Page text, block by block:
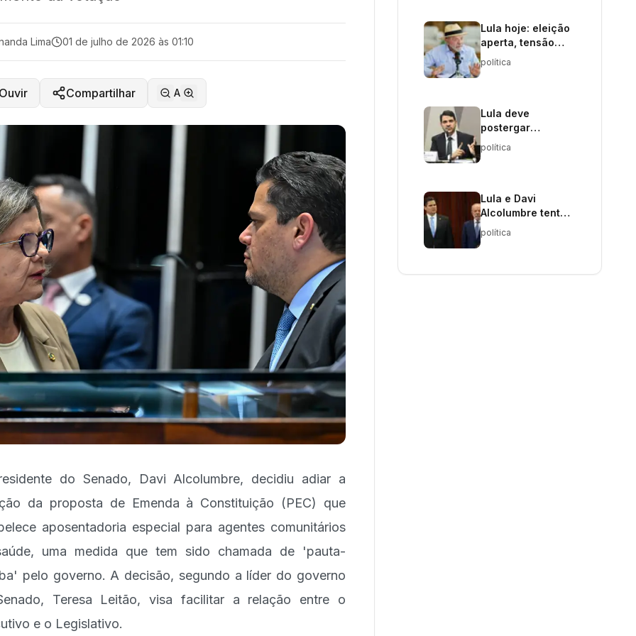
Lima 01 de julho de 2026 às 01:10
Compartilhar A
do Senado, Davi Alcolumbre, decidiu adiar a
da proposta de Emenda à Constituição (PEC) que
aposentadoria especial para agentes comunitários
uma medida que tem sido chamada de 'pauta-
pelo governo. A decisão, segundo a líder do governo
Teresa Leitão, visa facilitar a relação entre o
e o Legislativo.
Lula hoje: eleição
aperta, tensão
diplomática
cresce e
sobre o governo
política
Lula deve
postergar
indicação ao STF
até após eleições
política
Lula e Davi
Alcolumbre tentam
superar crise com
nova PEC
política